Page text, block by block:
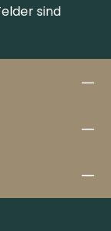
sind